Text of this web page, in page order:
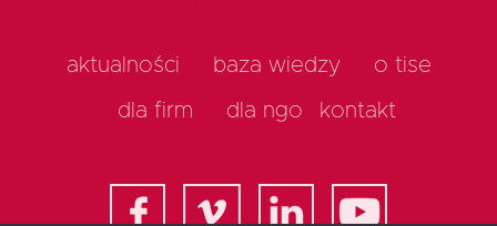
aktualności baza wiedzy o tise
dla firm dla ngo kontakt